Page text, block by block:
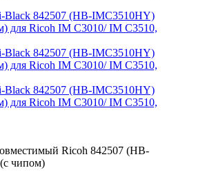
Ricoh 842507 (HB-
чипом)